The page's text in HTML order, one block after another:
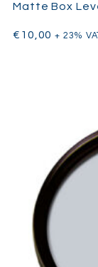
Matte Box
€ 10,00 + 23% VAT